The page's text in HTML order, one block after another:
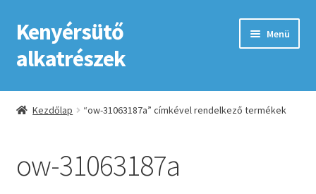
Ugrás
a
navigációhoz
Kilépés
a
tartalomba
Kenyérsütő
alkatrészek
Menü
Kezdőlap
ÁSZF
Kezdőlap “ow-31063187a” címkével rendelkező termékek
ow-31063187a